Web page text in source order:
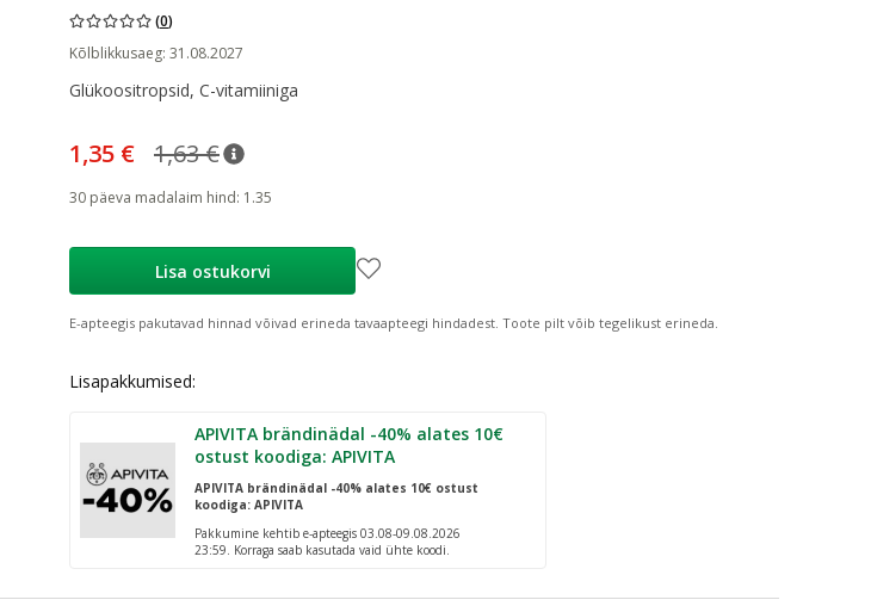
(0)
Kõlblikkusaeg: 31.08.2027
Glükoositropsid, C-vitamiiniga
1,63 €nõuanne
Tavaline hind
1,35 €
30 päeva madalaim hind: 1.35
Lisa ostukorvi
E-apteegis pakutavad hinnad võivad erineda tavaapteegi hindadest. Toote pilt võib tegelikust erineda.
Lisapakkumised:
APIVITA brändinädal -40% alates 10€
ostust koodiga: APIVITA
APIVITA brändinädal -40% alates 10€ ostust
koodiga: APIVITA
Pakkumine kehtib e-apteegis 03.08-09.08.2026
23:59. Korraga saab kasutada vaid ühte koodi.